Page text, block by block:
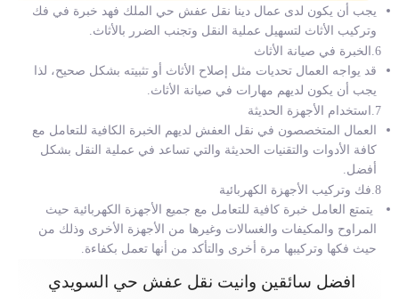
يجب أن يكون لدى عمال دينا نقل عفش حي الملك فهد خبرة في فك
وتركيب الأثاث لتسهيل عملية النقل وتجنب الضرر بالأثاث.
6.الخبرة في صيانة الأثاث
قد يواجه العمال تحديات مثل إصلاح الأثاث أو تثبيته بشكل صحيح، لذا
يجب أن يكون لديهم مهارات في صيانة الأثاث.
7.استخدام الأجهزة الحديثة
العمال المتخصصون في نقل العفش لديهم الخبرة الكافية للتعامل مع
كافة الأدوات والتقنيات الحديثة والتي تساعد في عملية النقل بشكل
أفضل.
8.فك وتركيب الأجهزة الكهربائية
يتمتع العامل خبرة كافية للتعامل مع جميع الأجهزة الكهربائية حيث
المراوح والمكيفات والغسالات وغيرها من الأجهزة الأخرى وذلك من
حيث فكها وتركيبها مرة أخرى والتأكد من أنها تعمل بكفاءة.
افضل سائقين وانيت نقل عفش حي السويدي